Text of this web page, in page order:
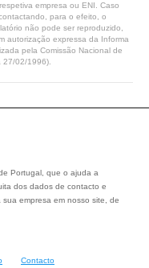
empresa ou ENI. Caso
para o efeito, o
não pode ser reproduzido,
autorização expressa da Informa
pela Comissão Nacional de
27/02/1996).
Portugal, que o ajuda a
dos dados de contacto e
empresa em nosso site, de
Contacto